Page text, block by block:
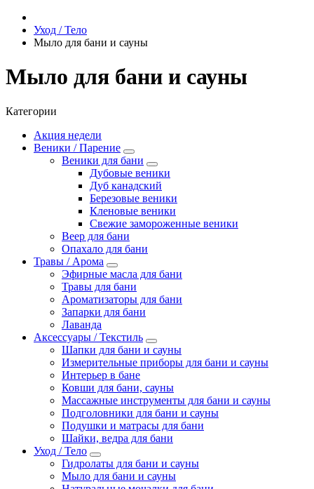
Уход / Тело
Мыло для бани и сауны
Мыло для бани и сауны
Категории
Акция недели
Веники / Парение
Веники для бани
Дубовые веники
Дуб канадский
Березовые веники
Кленовые веники
Свежие замороженные веники
Веер для бани
Опахало для бани
Травы / Арома
Эфирные масла для бани
Травы для бани
Ароматизаторы для бани
Запарки для бани
Лаванда
Аксессуары / Текстиль
Шапки для бани и сауны
Измерительные приборы для бани и сауны
Интерьер в бане
Ковши для бани, сауны
Массажные инструменты для бани и сауны
Подголовники для бани и сауны
Подушки и матрасы для бани
Шайки, ведра для бани
Уход / Тело
Гидролаты для бани и сауны
Мыло для бани и сауны